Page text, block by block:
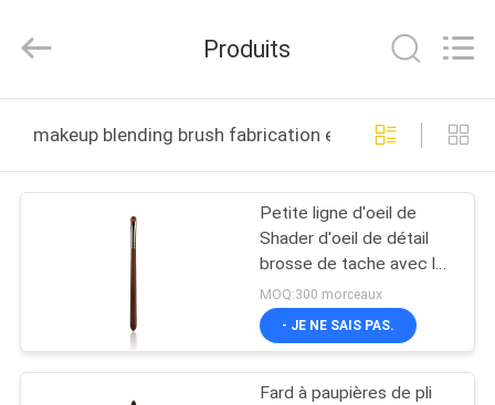
PRODUITS
NOUS
Chanmy
Cosmetics
All
Produits
makeup blending brush fabrication en ligne
Petite ligne d'oeil de
Shader d'oeil de détail
brosse de tache avec les
cheveux naturels de
Konlinsky de sable
MOQ:300 morceaux
- JE NE SAIS PAS.
Fard à paupières de pli